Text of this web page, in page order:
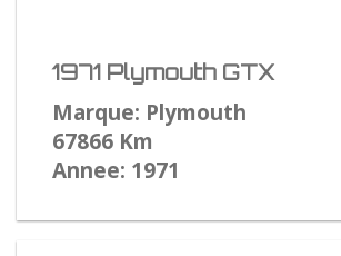
1971 Plymouth GTX
Marque: Plymouth
67866 Km
Annee: 1971